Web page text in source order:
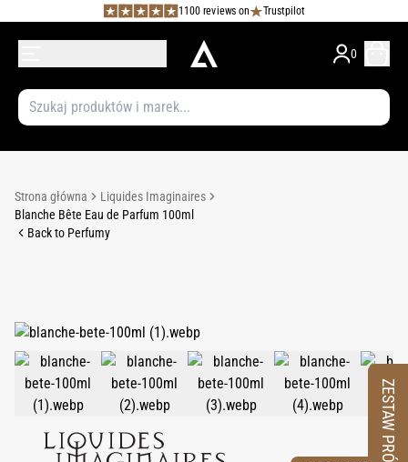
1100 reviews on Trustpilot
0
Strona główna
Liquides Imaginaires
Blanche Bête Eau de Parfum 100ml
Back to Perfumy
ZESTAW PRÓBEK